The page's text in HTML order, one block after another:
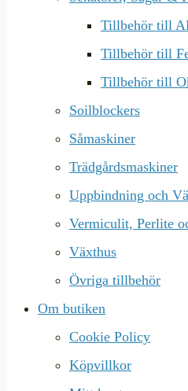
Tillbehör till
Tillbehör till
Tillbehör till
Soilblockers
Såmaskiner
Trädgårdsmaskiner
Uppbindning och
Vermiculit, Perlite
Växthus
Övriga tillbehör
Om butiken
Cookie Policy
Köpvillkor